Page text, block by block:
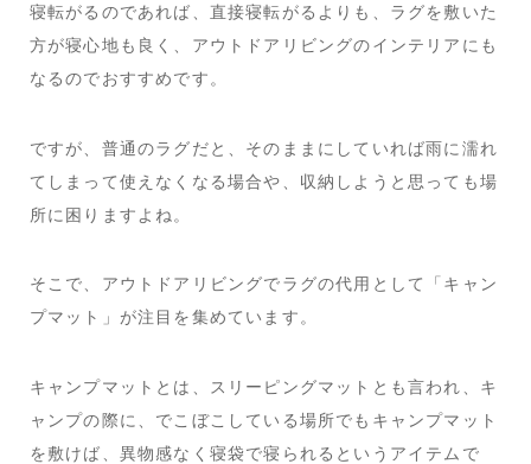
寝転がるのであれば、直接寝転がるよりも、ラグを敷いた
方が寝心地も良く、アウトドアリビングのインテリアにも
なるのでおすすめです。
ですが、普通のラグだと、そのままにしていれば雨に濡れ
てしまって使えなくなる場合や、収納しようと思っても場
所に困りますよね。
そこで、アウトドアリビングでラグの代用として「キャン
プマット」が注目を集めています。
キャンプマットとは、スリーピングマットとも言われ、キ
ャンプの際に、でこぼこしている場所でもキャンプマット
を敷けば、異物感なく寝袋で寝られるというアイテムで